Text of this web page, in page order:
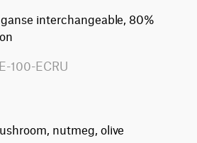
interchangeable, 80%
100-ECRU
nutmeg, olive